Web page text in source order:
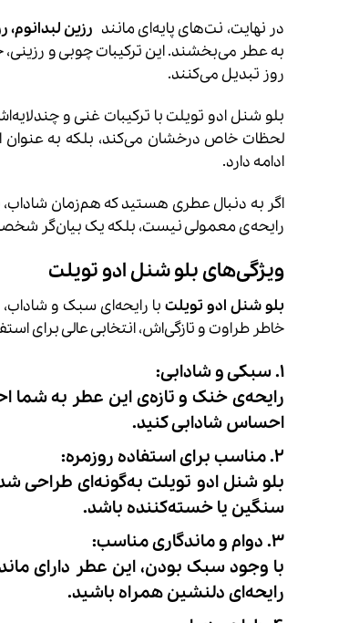
در نهایت، نت‌های پایه‌ای مانند رزین
به عطر می‌بخشند. این ترکیبات چوبی و رزینی،
روز تبدیل می‌کنند.
بلو شنل ادو تویلت با ترکیبات غنی و
لحظات خاص درخشان می‌کند، بلکه به عنوان
ادامه دارد.
اگر به دنبال عطری هستید که هم‌زمان شاداب،
رایحه‌ی معمولی نیست، بلکه یک بیان‌گر
ویژگی‌های بلو شنل ادو تویلت
بلو شنل ادو تویلتبا رایحه‌ای سبک و شاداب،
خاطر طراوت و تازگی‌اش، انتخابی عالی برای
1. سبکی و شادابی:
رایحه‌ی خنک و تازه‌ی این عطر به
احساس شادابی کنید.
2. مناسب برای استفاده روزمره:
بلو شنل ادو تویلت به‌گونه‌ای طراحی
سنگین یا خسته‌کننده باشد.
3. دوام و ماندگاری مناسب:
با وجود سبک بودن، این عطر دارای
رایحه‌ای دلنشین همراه باشید.